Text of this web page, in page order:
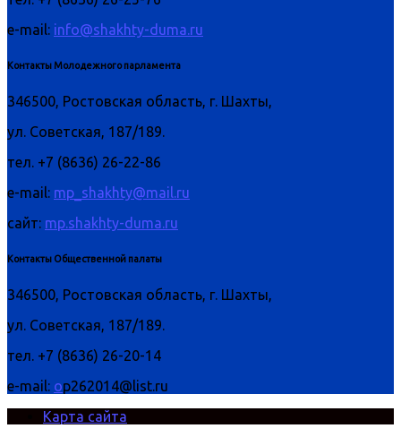
e-mail: info@shakhty-duma.ru
Контакты Молодежного парламента
346500, Ростовская область, г. Шахты,
ул. Советская, 187/189.
тел. +7 (8636) 26-22-86
e-mail: mp_shakhty@mail.ru
сайт: mp.shakhty-duma.ru
Контакты Общественной палаты
346500, Ростовская область, г. Шахты,
ул. Советская, 187/189.
тел. +7 (8636) 26-20-14
e-mail: op262014@list.ru
Карта сайта